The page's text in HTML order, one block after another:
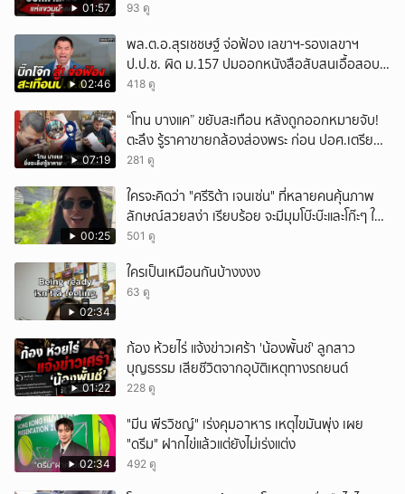
01:57 93 ดู
02:46
พล.ต.อ.สุรเชชษฐ์ จ่อฟ้อง เลขาฯ-รองเลขาฯ
ป.ป.ช. ผิด ม.157 ปมออกหนังสือสับสนเอื้อสอบ
คดีซ้ำซ้อน
418 ดู
07:19
“โทน บางแค” ขยับสะเทือน หลังถูกออกหมายจับ!
ตะลึง รู้ราคาขายกล้องส่องพระ ก่อน ปอศ.เตรียม
บุกรวบ?
281 ดู
00:25
ใครจะคิดว่า "ศรีริต้า เจนเซ่น" ที่หลายคนคุ้นภาพ
ลักษณ์สวยสง่า เรียบร้อย จะมีมุมโบ๊ะบ๊ะและโก๊ะๆ ให้
ได้อมยิ้มเหมือนกัน งานนี้ทำเอาแฟนๆ ทั้งเอ็นดูทั้ง
501 ดู
02:34
ใครเป็นเหมือนกันบ้างงงง
63 ดู
01:22
ก้อง ห้วยไร่ แจ้งข่าวเศร้า 'น้องพั้นช์' ลูกสาว
บุญธรรม เสียชีวิตจากอุบัติเหตุทางรถยนต์
228 ดู
02:34
"มีน พีรวิชญ์" เร่งคุมอาหาร เหตุไขมันพุ่ง เผย
"ดรีม" ฝากไข่แล้วแต่ยังไม่เร่งแต่ง
492 ดู